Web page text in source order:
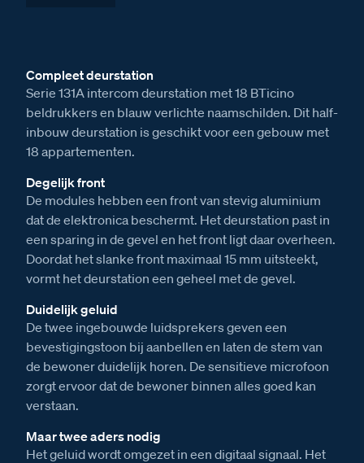
Verkoopprijs excl. BTW
Compleet deurstation
Serie 131A intercom deurstation met 18 BTicino
beldrukkers en blauw verlichte naamschilden. Dit half-
inbouw deurstation is geschikt voor een gebouw met
18 appartementen.
Degelijk front
De modules hebben een front van stevig aluminium
dat de elektronica beschermt. Het deurstation past in
een sparing in de gevel en het front ligt daar overheen.
Doordat het slanke front maximaal 15 mm uitsteekt,
vormt het deurstation een geheel met de gevel.
Duidelijk geluid
De twee ingebouwde luidsprekers geven een
bevestigingstoon bij aanbellen en laten de stem van
de bewoner duidelijk horen. De sensitieve microfoon
zorgt ervoor dat de bewoner binnen alles goed kan
verstaan.
Maar twee aders nodig
Het geluid wordt omgezet in een digitaal signaal. Het